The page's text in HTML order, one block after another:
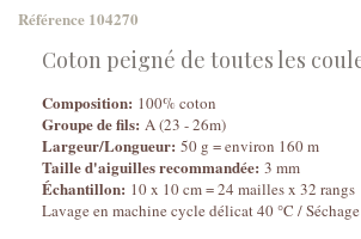
Référence 104270
Coton peigné de toutes les
Composition: 100% coton
Groupe de fils: A (23 - 26m)
Largeur/Longueur: 50 g = environ 160 m
Taille d'aiguilles recommandée: 3 mm
Échantillon: 10 x 10 cm = 24 mailles x 32 rangs
Lavage en machine cycle délicat 40 °C /